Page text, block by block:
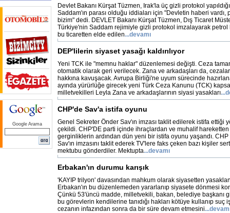
Google Arama
Devlet Bakanı Kürşat Tüzmen, Irak'la üç gizli protokol
Saddam'ın parası olduğu iddiaları için "Devletin haberi vardı,
bizim" dedi. DEVLET Bakanı Kürşat Tüzmen, Dış Ticaret
Türkiye'nin Saddam rejimiyle gizli protokol imzalayarak petrol
bu ticaretten elde edilen...devamı
DEP'lilerin siyaset yasağı kaldırılıyor
Yeni TCK ile "memnu haklar" düzenlemesi değişti. Ceza
otomatik olarak geri verilecek. Zana ve arkadaşları da,
hakkına kavuşacak. Avrupa Birliği'ne uyum sürecinde
ayında yürürlüğe girecek yeni Türk Ceza Kanunu (TCK)
milletvekilleri Leyla Zana ve arkadaşlarının siyasi yasakları
CHP'de Sav'a istifa oyunu
Genel Sekreter Önder Sav'ın imzası taklit edilerek istifa ettiği
çekildi. CHP'DE parti içinde ihraçlardan ve muhalif hareketten
gerginliklerin ardından dün yeni bir istifa oyunu yaşandı.
Sav'ın imzasını taklit ederek TV'lere faks çeken bazı kişiler
mektubu gönderdiler. Mektupta...devamı
Erbakan'ın durumu karışık
'KAYIP trilyon' davasından mahkum olarak siyasetten
Erbakan'ın bu düzenlemeden yararlanıp siyasete dönmesi
Çünkü 53'üncü madde, milletvekili, bakan, belediye başkanı
bu görevlerin kendilerine tanıdığı hakları kötüye kullanıp suç
cezanın infazından sonra da bir süre devam etmesini